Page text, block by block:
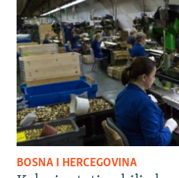
BOSNA I HERCEGOVINA